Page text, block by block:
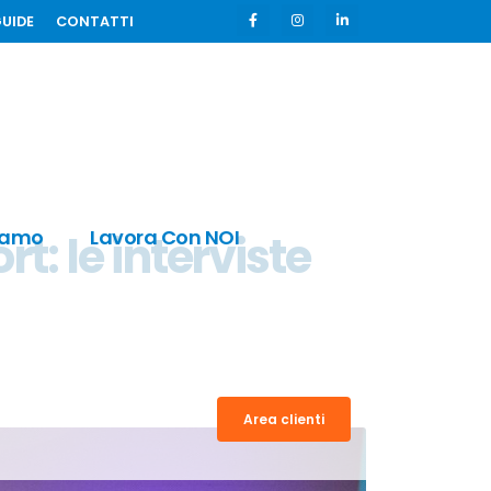
CONTATTI
Lavora Con NOI
Area clienti
le interviste